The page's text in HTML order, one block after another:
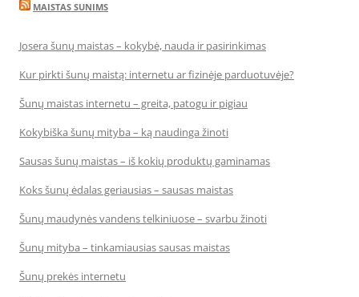
MAISTAS SUNIMS
Josera šunų maistas – kokybė, nauda ir pasirinkimas
Kur pirkti šunų maistą: internetu ar fizinėje parduotuvėje?
Šunų maistas internetu – greita, patogu ir pigiau
Kokybiška šunų mityba – ką naudinga žinoti
Sausas šunų maistas – iš kokių produktų gaminamas
Koks šunų ėdalas geriausias – sausas maistas
Šunų maudynės vandens telkiniuose – svarbu žinoti
Šunų mityba – tinkamiausias sausas maistas
Šunų prekės internetu